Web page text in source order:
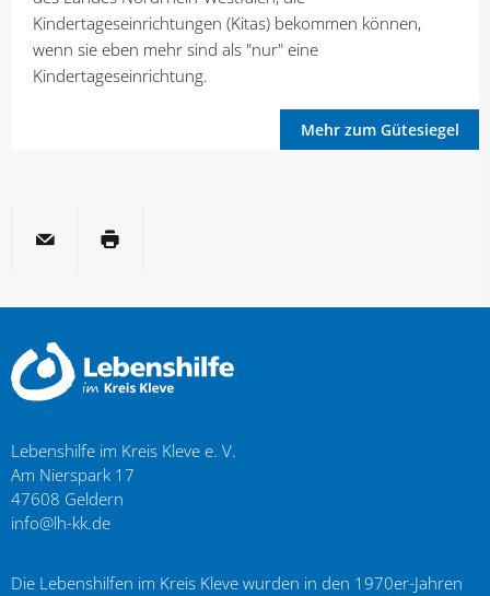
Kindertageseinrichtungen (Kitas) bekommen können,
wenn sie eben mehr sind als "nur" eine
Kindertageseinrichtung.
Mehr zum Gütesiegel
per E-MailSeite drucken
Lebenshilfe im Kreis Kleve e. V.
Am Nierspark 17
47608 Geldern
info@lh-kk.de
Die Lebenshilfen im Kreis Kleve wurden in den 1970er-Jahren